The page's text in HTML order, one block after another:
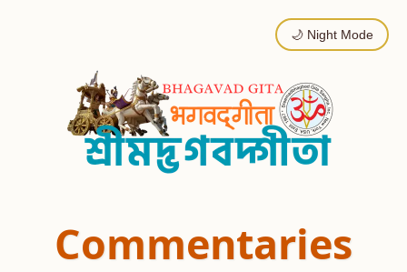
🌙 Night Mode
Commentaries